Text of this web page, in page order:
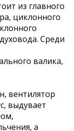
из главного
циклонного
Среди
валика,
вентилятор
выдувает
а